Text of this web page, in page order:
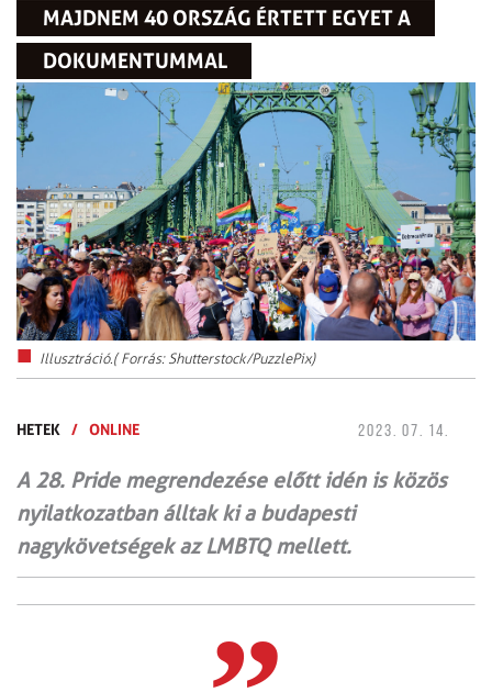
MAJDNEM 40 ORSZÁG ÉRTETT EGYET A
DOKUMENTUMMAL
Illusztráció.( Forrás: Shutterstock/PuzzlePix)
HETEK / ONLINE 2023. 07. 14.
A 28. Pride megrendezése előtt idén is közös
nyilatkozatban álltak ki a budapesti
nagykövetségek az LMBTQ mellett.